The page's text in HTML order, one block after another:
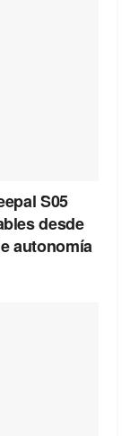
S05
desde
autonomía